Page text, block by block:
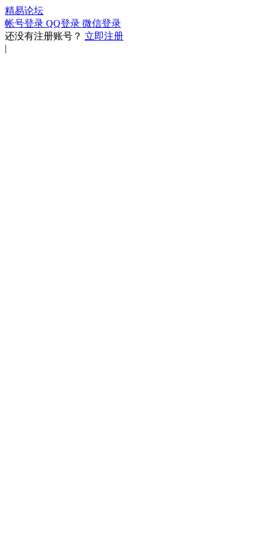
精易论坛
帐号登录 QQ登录 微信登录
还没有注册账号？ 立即注册
|